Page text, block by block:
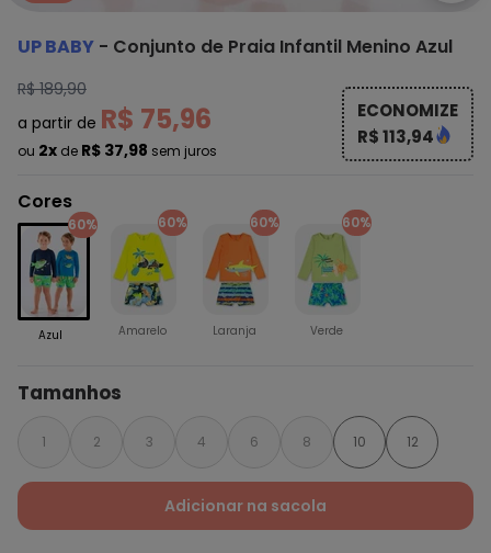
UP BABY - Conjunto de Praia Infantil Menino Azul
R$ 189,90
a partir de R$ 75,96
ou 2x de R$ 37,98 sem juros
ECONOMIZE
R$ 113,94
Cores
60%
Azul
60%
Amarelo
60%
Laranja
60%
Verde
Tamanhos
1 2 3 4 6 8 10 12
Adicionar na sacola